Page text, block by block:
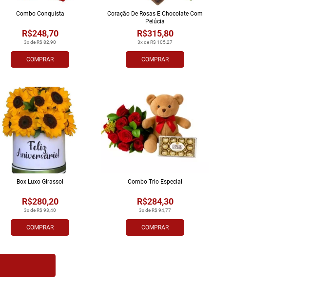
COMPRAR
3x de R$ 82,90
R$248,70
Combo Conquista
COMPRAR
3x de R$ 105,27
R$315,80
Coração De Rosas E Chocolate Com
Pelúcia
COMPRAR
3x de R$ 93,40
R$280,20
Box Luxo Girassol
COMPRAR
3x de R$ 94,77
R$284,30
Combo Trio Especial